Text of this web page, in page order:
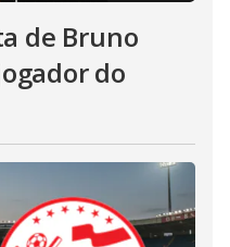
de Bruno
do